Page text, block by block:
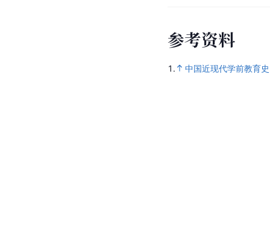
参考资料
1. 中国近现代学前教育